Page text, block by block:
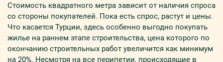
Стоимость квадратного метра зависит от наличия спроса
со стороны покупателей. Пока есть спрос, растут и цены.
Что касается Турции, здесь особенно выгодно покупать
жилье на раннем этапе строительства, цена которого по
окончанию строительных работ увеличится как минимум
на 20%. Несмотря на все перипетии, происходящие в